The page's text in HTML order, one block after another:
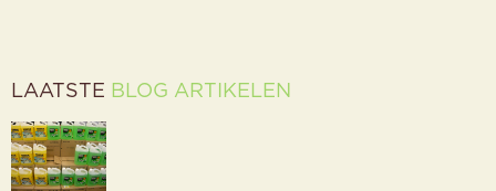
LAATSTE BLOG ARTIKELEN